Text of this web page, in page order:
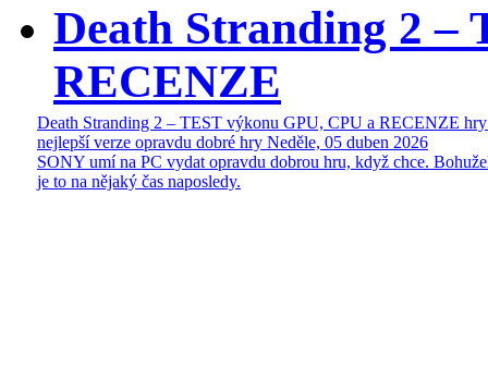
Death Stranding 2 –
RECENZE
Death Stranding 2 – TEST výkonu GPU, CPU a RECENZE hry
nejlepší verze opravdu dobré hry Neděle, 05 duben 2026
SONY umí na PC vydat opravdu dobrou hru, když chce.
je to na nějaký čas naposledy.